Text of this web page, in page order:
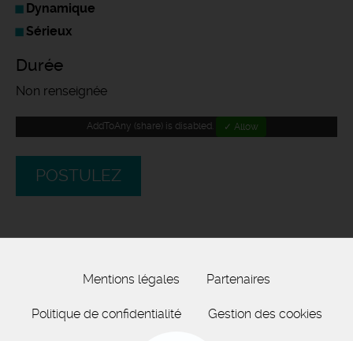
Dynamique
Sérieux
Durée
Non renseignée
AddToAny (share) is disabled. ✓ Allow
POSTULEZ
Mentions légales Partenaires
Politique de confidentialité Gestion des cookies